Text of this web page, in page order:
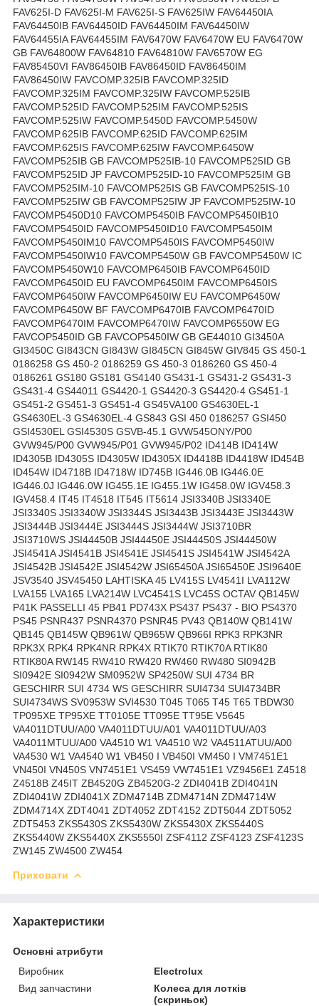
FAV625I-D FAV625I-M FAV625I-S FAV625IW FAV64450IA
FAV64450IB FAV64450ID FAV64450IM FAV64450IW
FAV64455IA FAV64455IM FAV6470W FAV6470W EU FAV6470W
GB FAV64800W FAV64810 FAV64810W FAV6570W EG
FAV85450VI FAV86450IB FAV86450ID FAV86450IM
FAV86450IW FAVCOMP.325IB FAVCOMP.325ID
FAVCOMP.325IM FAVCOMP.325IW FAVCOMP.525IB
FAVCOMP.525ID FAVCOMP.525IM FAVCOMP.525IS
FAVCOMP.525IW FAVCOMP.5450D FAVCOMP.5450W
FAVCOMP.625IB FAVCOMP.625ID FAVCOMP.625IM
FAVCOMP.625IS FAVCOMP.625IW FAVCOMP.6450W
FAVCOMP525IB GB FAVCOMP525IB-10 FAVCOMP525ID GB
FAVCOMP525ID JP FAVCOMP525ID-10 FAVCOMP525IM GB
FAVCOMP525IM-10 FAVCOMP525IS GB FAVCOMP525IS-10
FAVCOMP525IW GB FAVCOMP525IW JP FAVCOMP525IW-10
FAVCOMP5450D10 FAVCOMP5450IB FAVCOMP5450IB10
FAVCOMP5450ID FAVCOMP5450ID10 FAVCOMP5450IM
FAVCOMP5450IM10 FAVCOMP5450IS FAVCOMP5450IW
FAVCOMP5450IW10 FAVCOMP5450W GB FAVCOMP5450W IC
FAVCOMP5450W10 FAVCOMP6450IB FAVCOMP6450ID
FAVCOMP6450ID EU FAVCOMP6450IM FAVCOMP6450IS
FAVCOMP6450IW FAVCOMP6450IW EU FAVCOMP6450W
FAVCOMP6450W BF FAVCOMP6470IB FAVCOMP6470ID
FAVCOMP6470IM FAVCOMP6470IW FAVCOMP6550W EG
FAVCOP5450ID GB FAVCOP5450IW GB GE44010 GI3450A
GI3450C GI843CN GI843W GI845CN GI845W GIV845 GS 450-1
0186258 GS 450-2 0186259 GS 450-3 0186260 GS 450-4
0186261 GS180 GS181 GS4140 GS431-1 GS431-2 GS431-3
GS431-4 GS44011 GS4420-1 GS4420-3 GS4420-4 GS451-1
GS451-2 GS451-3 GS451-4 GS45VA100 GS4630EL-1
GS4630EL-3 GS4630EL-4 GS843 GSI 450 0186257 GSI450
GSI4530EL GSI4530S GSVB-45.1 GVW545ONY/P00
GVW945/P00 GVW945/P01 GVW945/P02 ID414B ID414W
ID4305B ID4305S ID4305W ID4305X ID4418B ID4418W ID454B
ID454W ID4718B ID4718W ID745B IG446.0B IG446.0E
IG446.0J IG446.0W IG455.1E IG455.1W IG458.0W IGV458.3
IGV458.4 IT45 IT4518 IT545 IT5614 JSI3340B JSI3340E
JSI3340S JSI3340W JSI3344S JSI3443B JSI3443E JSI3443W
JSI3444B JSI3444E JSI3444S JSI3444W JSI3710BR
JSI3710WS JSI44450B JSI44450E JSI44450S JSI44450W
JSI4541A JSI4541B JSI4541E JSI4541S JSI4541W JSI4542A
JSI4542B JSI4542E JSI4542W JSI65450A JSI65450E JSI9640E
JSV3540 JSV45450 LAHTISKA 45 LV415S LV4541I LVA112W
LVA155 LVA165 LVA214W LVC4541S LVC45S OCTAV QB145W
P41K PASSELLI 45 PB41 PD743X PS437 PS437 - BIO PS4370
PS45 PSNR437 PSNR4370 PSNR45 PV43 QB140W QB141W
QB145 QB145W QB961W QB965W QB966I RPK3 RPK3NR
RPK3X RPK4 RPK4NR RPK4X RTIK70 RTIK70A RTIK80
RTIK80A RW145 RW410 RW420 RW460 RW480 SI0942B
SI0942E SI0942W SM0952W SP4250W SUI 4734 BR
GESCHIRR SUI 4734 WS GESCHIRR SUI4734 SUI4734BR
SUI4734WS SV0953W SVI4530 T045 T065 T45 T65 TBDW30
TP095XE TP95XE TT0105E TT095E TT95E V5645
VA4011DTUU/A00 VA4011DTUU/A01 VA4011DTUU/A03
VA4011MTUU/A00 VA4510 W1 VA4510 W2 VA4511ATUU/A00
VA4530 W1 VA4540 W1 VB450 I VB450I VM450 I VM7451E1
VN450I VN450S VN7451E1 VS459 VW7451E1 VZ9456E1 Z4518
Z4518B Z45IT ZB4520G ZB4520G-2 ZDI4041B ZDI4041N
ZDI4041W ZDI4041X ZDM4714B ZDM4714N ZDM4714W
ZDM4714X ZDT4041 ZDT4052 ZDT4152 ZDT5044 ZDT5052
ZDT5453 ZKS5430S ZKS5430W ZKS5430X ZKS5440S
ZKS5440W ZKS5440X ZKS5550I ZSF4112 ZSF4123 ZSF4123S
ZW145 ZW4500 ZW454
Приховати
Характеристики
Основні атрибути
Виробник
Electrolux
Вид запчастини
Колеса для лотків
(скриньок)